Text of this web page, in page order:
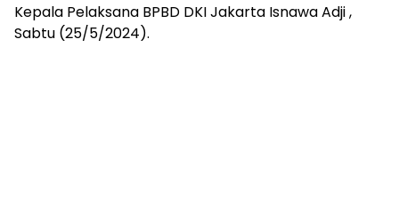
Kepala Pelaksana BPBD DKI Jakarta Isnawa Adji ,
Sabtu (25/5/2024).